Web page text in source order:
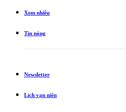
Xem nhiều
Tin nóng
Newsletter
Lịch vạn niên